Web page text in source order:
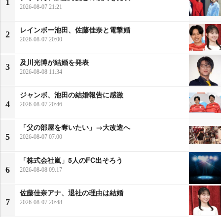
1 2026-08-07 21:21
2
レインボー池田、佐藤佳奈と電撃婚
2026-08-07 20:00
3
及川光博が結婚を発表
2026-08-08 11:34
4
ジャンボ、池田の結婚報告に感激
2026-08-07 20:46
5
「父の部屋を奪いたい」→大改造へ
2026-08-07 07:00
6
「株式会社嵐」5人のFC出そろう
2026-08-08 09:17
7
佐藤佳奈アナ、退社の理由は結婚
2026-08-07 20:48